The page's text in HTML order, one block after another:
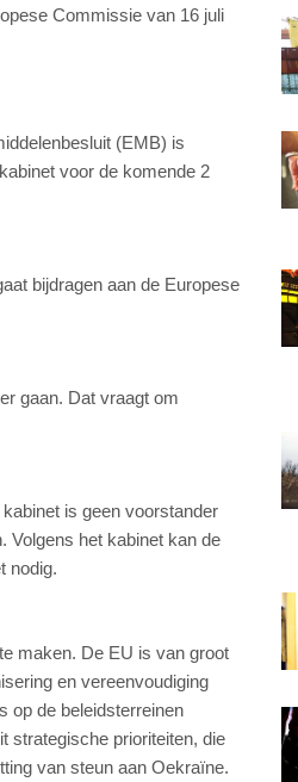
Commissie van 16 juli
(EMB) is
voor de komende 2
bijdragen aan de Europese
gaan. Dat vraagt om
is geen voorstander
Volgens het kabinet kan de
nodig.
maken. De EU is van groot
en vereenvoudiging
op de beleidsterreinen
strategische prioriteiten, die
van steun aan Oekraïne.